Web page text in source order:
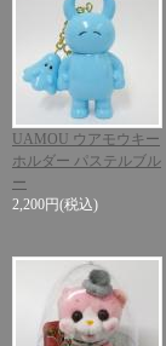
UAMOU ウアモウキー
ホルダー パステルブル
ー
2,200円(税込)